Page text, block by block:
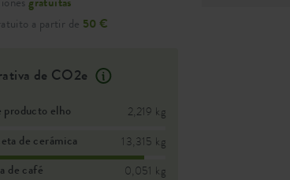
a partir de 50 €
de CO2e
producto elho 2,219 kg
de cerámica 13,315 kg
de café 0,051 kg